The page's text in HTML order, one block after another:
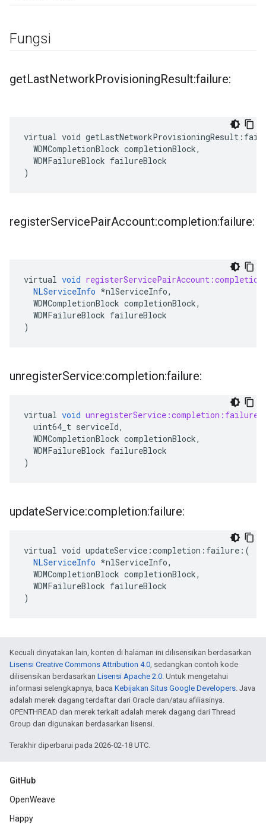
Fungsi
getLastNetworkProvisioningResult:failure:
virtual void
  WDMCompletionBlock completionBlock,
  WDMFailureBlock failureBlock
)
registerServicePairAccount:completion:failure:
virtual void
NLServiceInfo *nlServiceInfo,
WDMCompletionBlock completionBlock,
WDMFailureBlock failureBlock
)
unregisterService:completion:failure:
virtual void unregisterService:completion:failure:
uint64_t serviceId,
WDMCompletionBlock completionBlock,
WDMFailureBlock failureBlock
)
updateService:completion:failure:
virtual void updateService:completion:failure:(
NLServiceInfo *nlServiceInfo,
  WDMCompletionBlock completionBlock,
  WDMFailureBlock failureBlock
)
Kecuali dinyatakan lain, konten di halaman ini dilisensikan berdasarkan
Lisensi Creative Commons Attribution 4.0, sedangkan contoh kode
dilisensikan berdasarkan Lisensi Apache 2.0. Untuk mengetahui
informasi selengkapnya, baca Kebijakan Situs Google Developers. Java
adalah merek dagang terdaftar dari Oracle dan/atau afiliasinya.
OPENTHREAD dan merek terkait adalah merek dagang dari Thread
Group dan digunakan berdasarkan lisensi.
Terakhir diperbarui pada 2026-02-18 UTC.
GitHub
OpenWeave
Happy